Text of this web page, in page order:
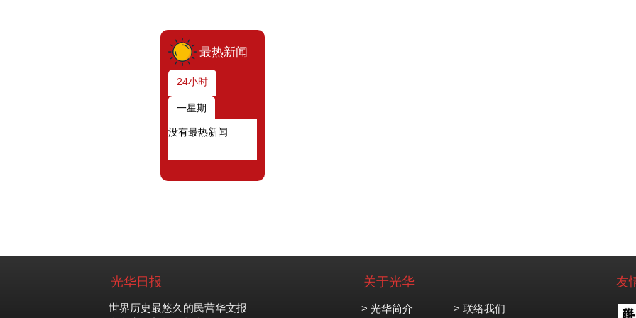
最热新闻
24小时
一星期
没有最热新闻
光华日报
世界历史最悠久的民营华文报
关于光华
> 光华简介 > 联络我们
友